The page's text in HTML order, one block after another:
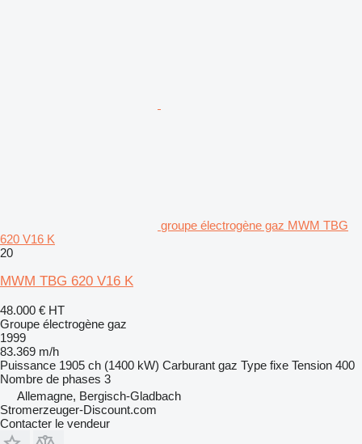
groupe électrogène gaz MWM TBG
620 V16 K
20
MWM TBG 620 V16 K
48.000 € HT
Groupe électrogène gaz
1999
83.369 m/h
Puissance 1905 ch (1400 kW) Carburant gaz Type fixe Tension 400
Nombre de phases 3
Allemagne, Bergisch-Gladbach
Stromerzeuger-Discount.com
Contacter le vendeur